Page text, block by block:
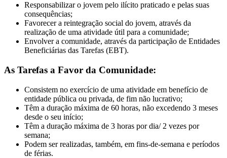
Responsabilizar o jovem pelo ilícito praticado e pelas suas
consequências;
Favorecer a reintegração social do jovem, através da
realização de uma atividade útil para a comunidade;
Envolver a comunidade, através da participação de Entidades
Beneficiárias das Tarefas (EBT).
As Tarefas a Favor da Comunidade:
Consistem no exercício de uma atividade em benefício de
entidade pública ou privada, de fim não lucrativo;
Têm a duração máxima de 60 horas, não excedendo 3 meses
desde o seu início;
Têm a duração máxima de 3 horas por dia/ 2 vezes por
semana;
Podem ser realizadas, também, em fins-de-semana e períodos
de férias.